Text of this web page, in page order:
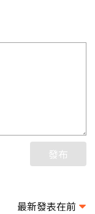
發布
最新發表在前